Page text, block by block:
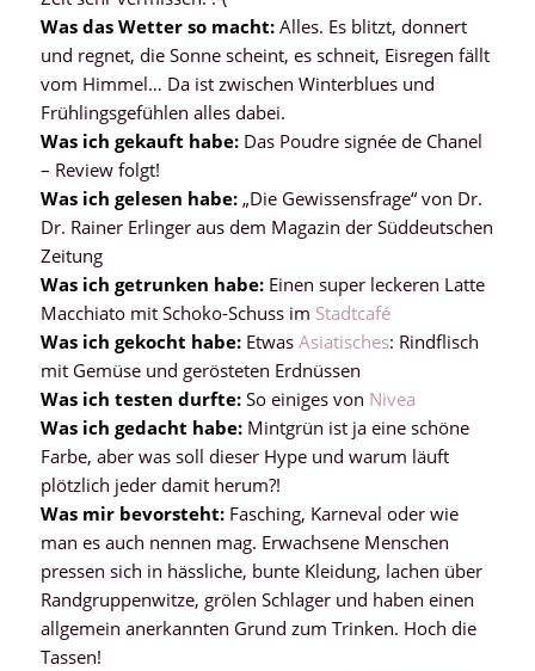
Was das Wetter so macht: Alles. Es blitzt, donnert
und regnet, die Sonne scheint, es schneit, Eisregen fällt
vom Himmel… Da ist zwischen Winterblues und
Frühlingsgefühlen alles dabei.
Was ich gekauft habe:Das Poudre signée de Chanel
– Review folgt!
Was ich gelesen habe:„Die Gewissensfrage“ von Dr.
Dr. Rainer Erlinger aus dem Magazin der Süddeutschen
Zeitung
Was ich getrunken habe: Einen super leckeren Latte
Macchiato mit Schoko-Schuss im Stadtcafé
Was ich gekocht habe:Etwas Asiatisches: Rindflisch
mit Gemüse und gerösteten Erdnüssen
Was ich testen durfte: So einiges von Nivea
Was ich gedacht habe: Mintgrün ist ja eine schöne
Farbe, aber was soll dieser Hype und warum läuft
plötzlich jeder damit herum?!
Was mir bevorsteht: Fasching, Karneval oder wie
man es auch nennen mag. Erwachsene Menschen
pressen sich in hässliche, bunte Kleidung, lachen über
Randgruppenwitze, grölen Schlager und haben einen
allgemein anerkannten Grund zum Trinken. Hoch die
Tassen!